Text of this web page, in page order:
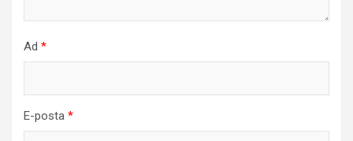
Ad *
E-posta *